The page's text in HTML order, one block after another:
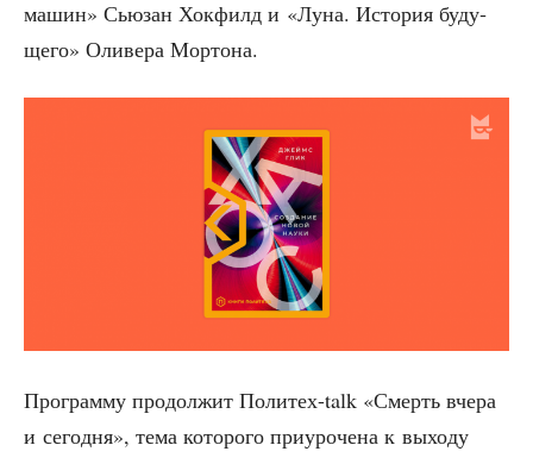
машин» Сью­зан Хок­филд и «Луна. Исто­рия буду­
ще­го» Оли­ве­ра Мортона.
Про­грам­му про­дол­жит Поли­тех-talk «Смерть вче­ра
и сего­дня», тема кото­ро­го при­уро­че­на к выхо­ду